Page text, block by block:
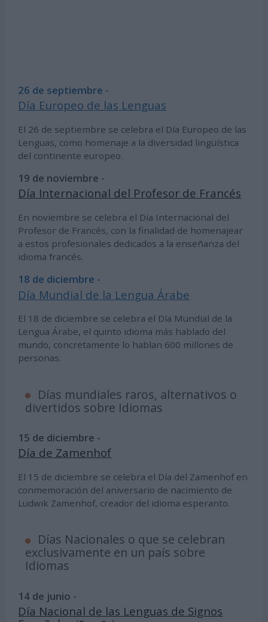
26 de septiembre -
Día Europeo de las Lenguas
El 26 de septiembre se celebra el Día Europeo de las
Lenguas, como homenaje a la diversidad lingüística
del continente europeo.
19 de noviembre -
Día Internacional del Profesor de Francés
En noviembre se celebra el Día Internacional del
Profesor de Francés, con la finalidad de homenajear
a estos profesionales dedicados a la enseñanza del
idioma francés.
18 de diciembre -
Día Mundial de la Lengua Árabe
El 18 de diciembre se celebra el Día Mundial de la
Lengua Árabe, el quinto idioma más hablado del
mundo, concretamente lo hablan 600 millones de
personas.
Días mundiales raros, alternativos o
divertidos sobre Idiomas
15 de diciembre -
Día de Zamenhof
El 15 de diciembre se celebra el Día del Zamenhof en
conmemoración del aniversario de nacimiento de
Ludwik Zamenhof, creador del idioma esperanto.
Días Nacionales o que se celebran
exclusivamente en un país sobre
Idiomas
14 de junio -
Día Nacional de las Lenguas de Signos